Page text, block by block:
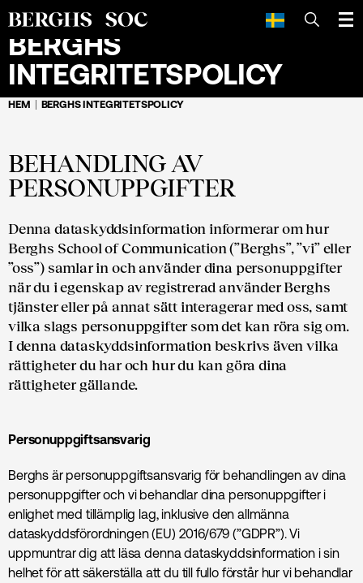
SÖK
BERGHS
INTEGRITETSPOLICY
HEM BERGHS INTEGRITETSPOLICY
BEHANDLING AV
PERSONUPPGIFTER
Denna dataskyddsinformation informerar om hur
Berghs School of Communication (”Berghs”, ”vi” eller
”oss”) samlar in och använder dina personuppgifter
när du i egenskap av registrerad använder Berghs
tjänster eller på annat sätt interagerar med oss, samt
vilka slags personuppgifter som det kan röra sig om.
I denna dataskyddsinformation beskrivs även vilka
rättigheter du har och hur du kan göra dina
rättigheter gällande.
Personuppgiftsansvarig
Berghs är personuppgiftsansvarig för behandlingen av dina
personuppgifter och vi behandlar dina personuppgifter i
enlighet med tillämplig lag, inklusive den allmänna
dataskyddsförordningen (EU) 2016/679 (”GDPR”). Vi
uppmuntrar dig att läsa denna dataskyddsinformation i sin
helhet för att säkerställa att du till fullo förstår hur vi behandlar